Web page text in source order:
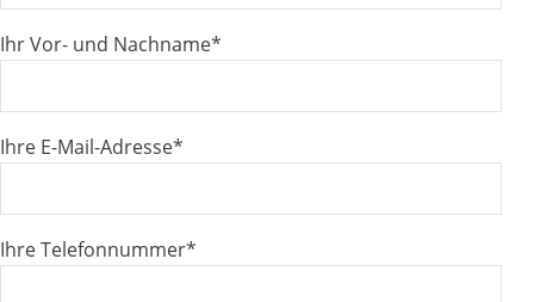
Ihr Vor- und Nachname*
Ihre E-Mail-Adresse*
Ihre Telefonnummer*